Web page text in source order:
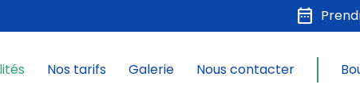
date_range
Nos tarifs Galerie Nous contacter